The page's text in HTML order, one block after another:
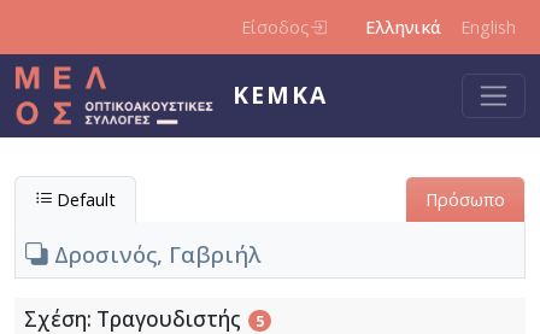
Είσοδος Ελληνικά English
ΚΕΜΚΑ
Default Πρόσωπο
Δροσινός, Γαβριήλ
Σχέση: Τραγουδιστής 5